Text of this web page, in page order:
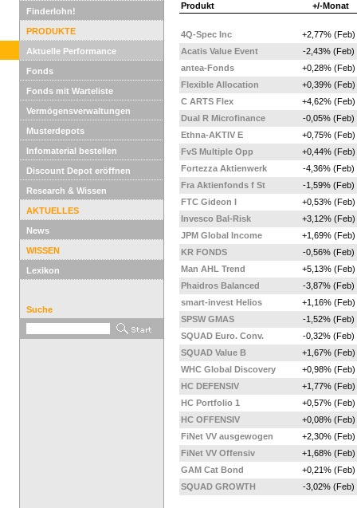
Finderlohn!
PRODUKTE
Aktuelle Performance
Fonds
Fonds mit Warteliste
Vermögensverwaltungen
Musterdepots
Infomaterial bestellen
Discount Depot eröffnen
Research & Wissen
AKTUELLES
News
WISSEN
Lexikon
Suche
Produkt +/-Monat
4Q-Spec Inc
+2,77% (Feb)
Acatis Value Event
-2,43% (Feb)
antea-Fonds
+0,28% (Feb)
Flexible Allocation
+0,39% (Feb)
C ARTS Flex
+4,62% (Feb)
Dual R Microfinance
-0,05% (Feb)
Ethna-AKTIV E
+0,75% (Feb)
FvS Multiple Opp
+0,44% (Feb)
Fortezza Aktienwerk
-4,36% (Feb)
Fra Aktienfonds f St
-1,59% (Feb)
FTC Gideon I
+0,53% (Feb)
Invesco Bal-Risk
+3,12% (Feb)
JPM Global Income
+1,69% (Feb)
KR FONDS
-0,56% (Feb)
Man AHL Trend
+5,13% (Feb)
Phaidros Balanced
-3,87% (Feb)
smart-invest Helios
+1,16% (Feb)
SPSW GMAS
-1,52% (Feb)
SQUAD Euro. Conv.
-0,32% (Feb)
SQUAD Value B
+1,67% (Feb)
WHC Global Discovery
+0,98% (Feb)
HC DEFENSIV
+1,77% (Feb)
HC Portfolio 1
+0,57% (Feb)
HC OFFENSIV
+0,08% (Feb)
FiNet VV ausgewogen
+2,30% (Feb)
FiNet VV Offensiv
+1,68% (Feb)
GAM Cat Bond
+0,21% (Feb)
SQUAD GROWTH
-3,02% (Feb)